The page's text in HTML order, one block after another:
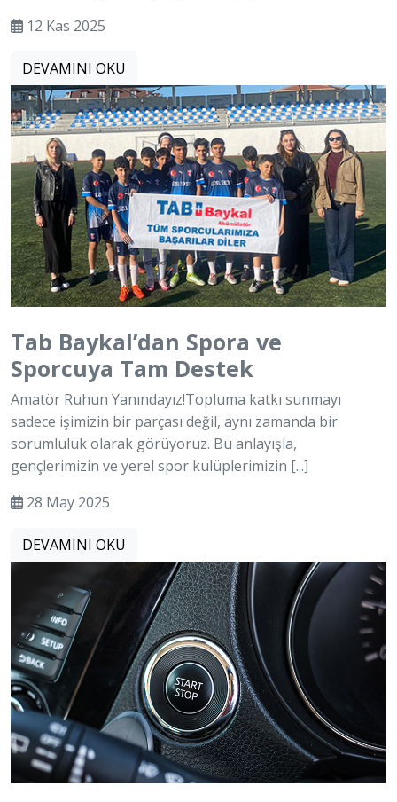
12 Kas 2025
DEVAMINI OKU
Tab Baykal’dan Spora ve
Sporcuya Tam Destek
Amatör Ruhun Yanındayız!Topluma katkı sunmayı
sadece işimizin bir parçası değil, aynı zamanda bir
sorumluluk olarak görüyoruz. Bu anlayışla,
gençlerimizin ve yerel spor kulüplerimizin [...]
28 May 2025
DEVAMINI OKU